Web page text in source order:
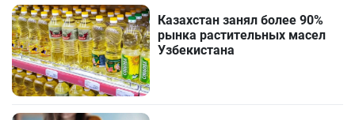
Казахстан занял более 90%
рынка растительных масел
Узбекистана